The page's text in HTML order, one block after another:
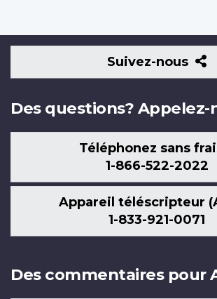
Suivez-nous
Des questions? Appelez-
Téléphonez sans
1-866-522-2022
Appareil téléscripteur
1-833-921-0071
Des commentaires pour